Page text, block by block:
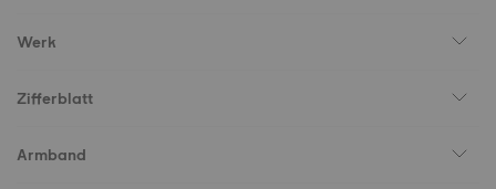
Werk
Zifferblatt
Armband